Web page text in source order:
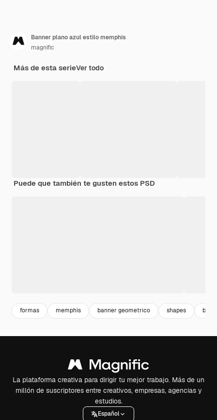
Banner plano azul estilo memphis
magnific
Más de esta serieVer todo
Puede que también te gusten estos PSD
formas memphis banner geometrico shapes
La plataforma creativa para dirigir tu mejor trabajo. Más de un
millón de suscriptores entre creativos, empresas, agencias y
estudios.
Español